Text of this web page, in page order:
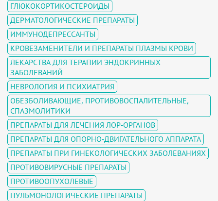
ГЛЮКОКОРТИКОСТЕРОИДЫ
ДЕРМАТОЛОГИЧЕСКИЕ ПРЕПАРАТЫ
ИММУНОДЕПРЕССАНТЫ
КРОВЕЗАМЕНИТЕЛИ И ПРЕПАРАТЫ ПЛАЗМЫ КРОВИ
ЛЕКАРСТВА ДЛЯ ТЕРАПИИ ЭНДОКРИННЫХ
ЗАБОЛЕВАНИЙ
НЕВРОЛОГИЯ И ПСИХИАТРИЯ
ОБЕЗБОЛИВАЮЩИЕ, ПРОТИВОВОСПАЛИТЕЛЬНЫЕ,
СПАЗМОЛИТИКИ
ПРЕПАРАТЫ ДЛЯ ЛЕЧЕНИЯ ЛОР-ОРГАНОВ
ПРЕПАРАТЫ ДЛЯ ОПОРНО-ДВИГАТЕЛЬНОГО АППАРАТА
ПРЕПАРАТЫ ПРИ ГИНЕКОЛОГИЧЕСКИХ ЗАБОЛЕВАНИЯХ
ПРОТИВОВИРУСНЫЕ ПРЕПАРАТЫ
ПРОТИВООПУХОЛЕВЫЕ
ПУЛЬМОНОЛОГИЧЕСКИЕ ПРЕПАРАТЫ